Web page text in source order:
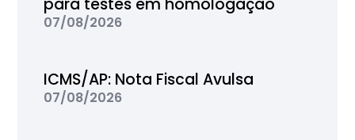
para testes em homologação
07/08/2026
ICMS/AP: Nota Fiscal Avulsa
07/08/2026